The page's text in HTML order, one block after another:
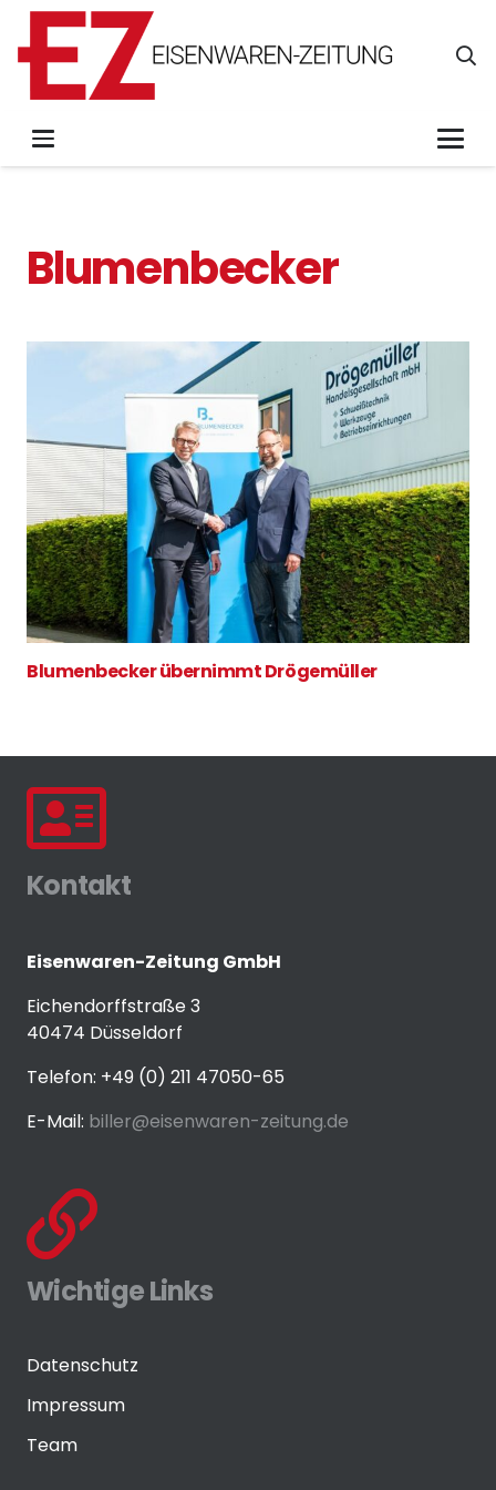
Blumenbecker
Blumenbecker übernimmt Drögemüller
Kontakt
Eisenwaren-Zeitung GmbH
Eichendorffstraße 3
40474 Düsseldorf
Telefon: +49 (0) 211 47050-65
E-Mail: biller@eisenwaren-zeitung.de
Wichtige Links
Datenschutz
Impressum
Team